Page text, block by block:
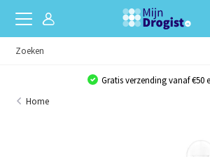
Gratis verzending vanaf €50
Home